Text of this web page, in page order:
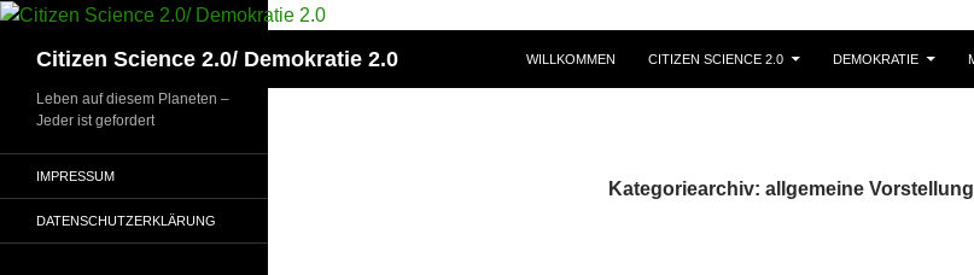
Zum
springenCitizen Science 2.0/ Demokratie 2.0 WILLKOMMEN CITIZEN SCIENCE 2.0 DEMOKRATIE
Kategoriearchiv: allgemeine Vorstellung
Leben auf diesem Planeten –
Jeder ist gefordert
IMPRESSUM
DATENSCHUTZERKLÄRUNG